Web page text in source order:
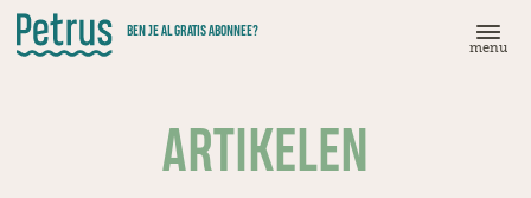
Doorgaan
naar
hoofdinhoud
BEN JE AL GRATIS ABONNEE?
menu
ARTIKELEN